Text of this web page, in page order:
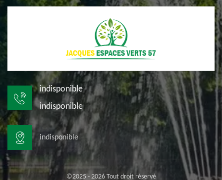
indisponible
indisponible
indisponible
©2025 - 2026 Tout droit réservé